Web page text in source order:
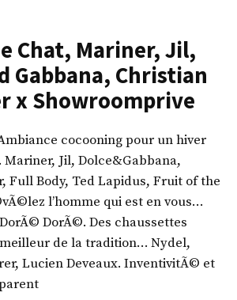
Chat, Mariner, Jil,
Gabbana, Christian
x Showroomprive
cocooning pour un hiver
Jil, Dolce&Gabbana,
Full Body, Ted Lapidus, Fruit of the
l’homme qui est en vous…
DorÃ©. Des chaussettes
de la tradition… Nydel,
Lucien Deveaux. InventivitÃ© et